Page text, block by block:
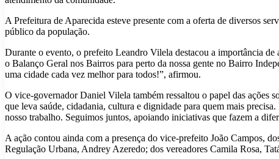
A Prefeitura de Aparecida esteve presente com a oferta de diversos
público da população.
Durante o evento, o prefeito Leandro Vilela destacou a importância
o Balanço Geral nos Bairros para perto da nossa gente no Bairro
uma cidade cada vez melhor para todos!”, afirmou.
O vice-governador Daniel Vilela também ressaltou o papel das ações
que leva saúde, cidadania, cultura e dignidade para quem mais
nosso trabalho. Seguimos juntos, apoiando iniciativas que fazem a
A ação contou ainda com a presença do vice-prefeito João Campos,
Regulação Urbana, Andrey Azeredo; dos vereadores Camila Rosa,